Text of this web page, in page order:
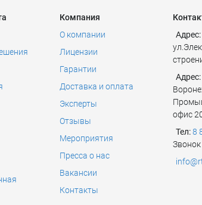
Компания
О компании
Лицензии
Гарантии
Доставка и оплата
Эксперты
Отзывы
Мероприятия
Пресса о нас
Вакансии
Контакты
Адрес:
Адрес:
офис
Тел:8